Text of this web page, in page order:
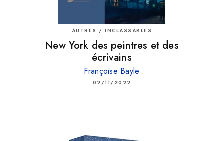
AUTRES / INCLASSABLES
New York des peintres et des
écrivains
Françoise Bayle
02/11/2022